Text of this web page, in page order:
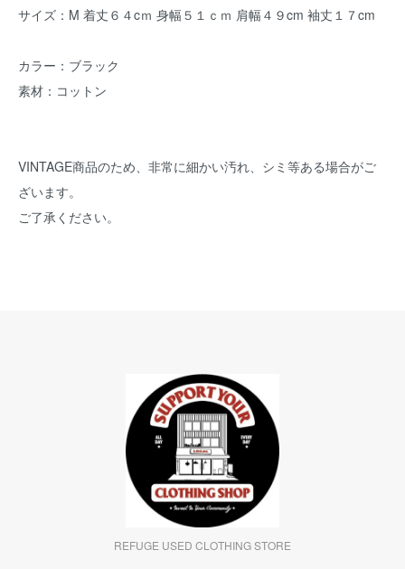
サイズ：M 着丈６４cｍ 身幅５１ｃｍ 肩幅４９cm 袖丈１７cm
カラー：ブラック
素材：コットン
VINTAGE商品のため、非常に細かい汚れ、シミ等ある場合がご
ざいます。
ご了承ください。
REFUGE USED CLOTHING STORE